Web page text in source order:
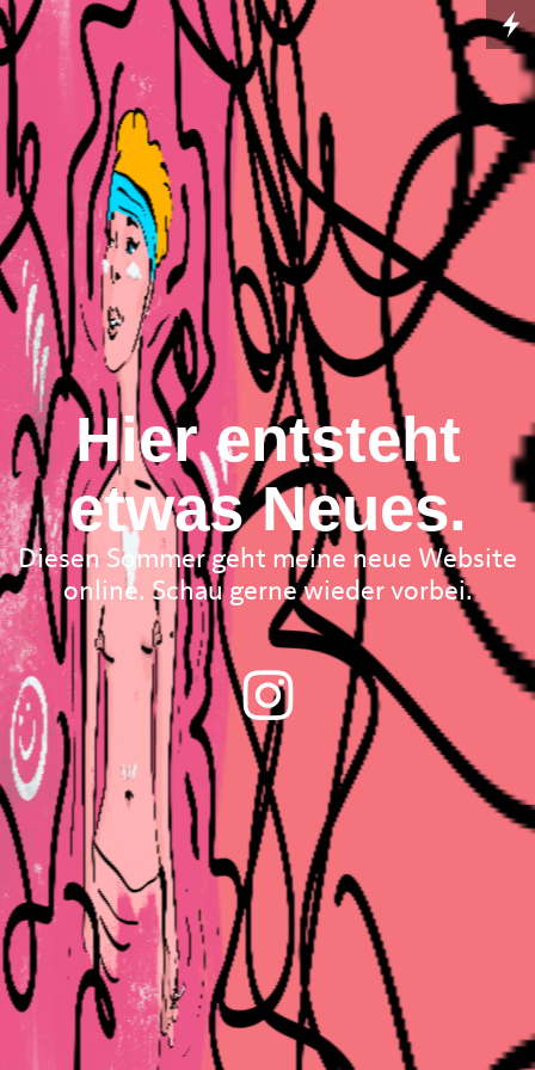
Hier entsteht
etwas Neues.
Diesen Sommer geht meine neue Website
online. Schau gerne wieder vorbei.
